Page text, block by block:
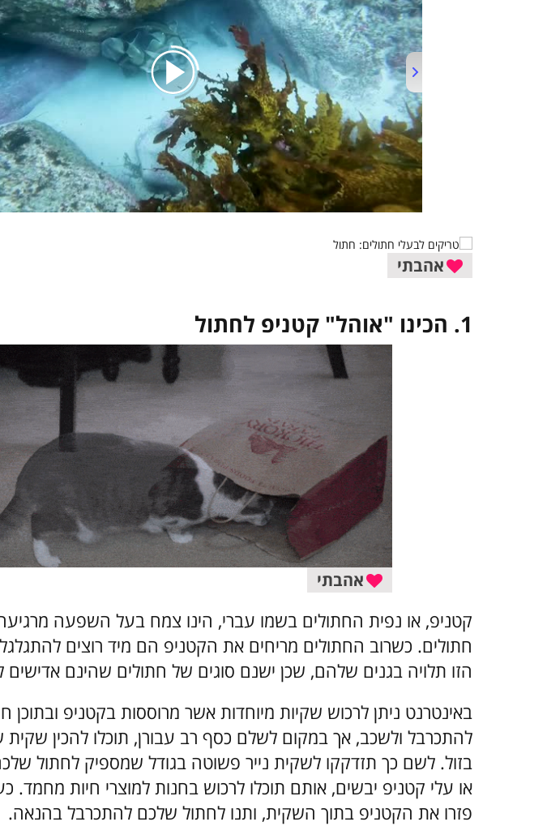
/02:34
אהבתי
1. הכינו "אוהל" קטניפ לחתול
אהבתי
קטניפ, או נפית החתולים בשמו עברי, הינו צמח בעל השפעה
חתולים. כשרוב החתולים מריחים את הקטניפ הם מיד רוצים
הזו תלויה בגנים שלהם, שכן ישנם סוגים של חתולים שהינם אדישים
באינטרנט ניתן לרכוש שקיות מיוחדות אשר מרוססות בקטניפ ובתוכן
להתכרבל ולשכב, אך במקום לשלם כסף רב עבורן, תוכלו להכין
בזול. לשם כך תזדקקו לשקית נייר פשוטה בגודל שמספיק לחתול
או עלי קטניפ יבשים, אותם תוכלו לרכוש בחנות למוצרי חיות מחמד.
פזרו את הקטניפ בתוך השקית, ותנו לחתול שלכם להתכרבל בהנאה.